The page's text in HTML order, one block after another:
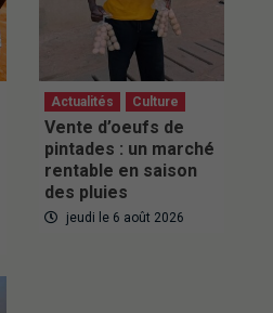
Actualités Culture
Vente d’oeufs de
pintades : un marché
rentable en saison
des pluies
jeudi le 6 août 2026